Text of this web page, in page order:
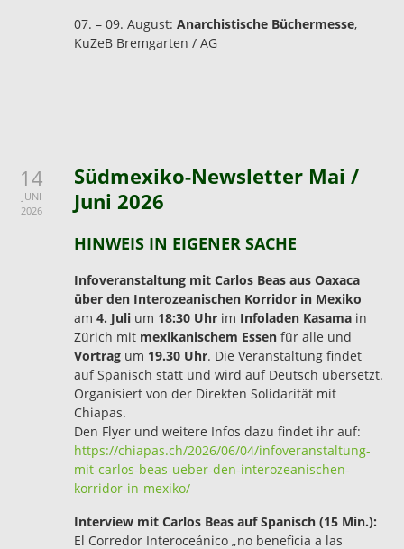
07. – 09. August:Anarchistische Büchermesse,
KuZeB Bremgarten / AG
14
JUNI
2026
Südmexiko-Newsletter Mai /
Juni 2026
HINWEIS IN EIGENER SACHE
Infoveranstaltung mit Carlos Beas aus Oaxaca
über den Interozeanischen Korridor in Mexiko
am4. Juli um 18:30 Uhr im Infoladen Kasama in
Zürich mit mexikanischem Essen für alle und
Vortrag um 19.30 Uhr. Die Veranstaltung findet
auf Spanisch statt und wird auf Deutsch übersetzt.
Organisiert von der Direkten Solidarität mit
Chiapas.
Den Flyer und weitere Infos dazu findet ihr auf:
https://chiapas.ch/2026/06/04/infoveranstaltung-
mit-carlos-beas-ueber-den-interozeanischen-
korridor-in-mexiko/
Interview mit Carlos Beas auf Spanisch (15 Min.):
El Corredor Interoceánico „no beneficia a las